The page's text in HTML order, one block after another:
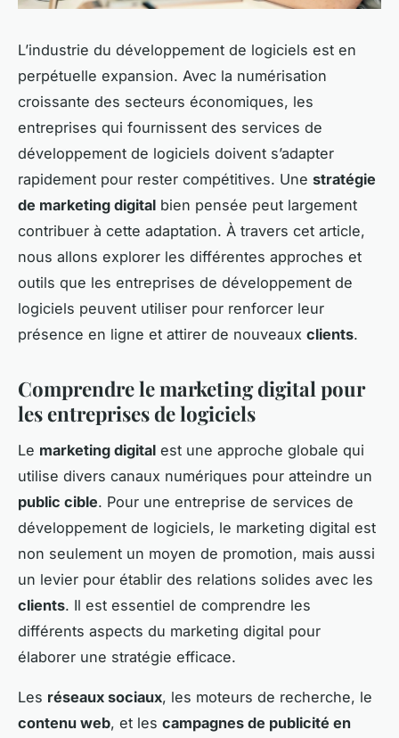
L’industrie du développement de logiciels est en
perpétuelle expansion. Avec la numérisation
croissante des secteurs économiques, les
entreprises qui fournissent des services de
développement de logiciels doivent s’adapter
rapidement pour rester compétitives. Une stratégie
de marketing digital bien pensée peut largement
contribuer à cette adaptation. À travers cet article,
nous allons explorer les différentes approches et
outils que les entreprises de développement de
logiciels peuvent utiliser pour renforcer leur
présence en ligne et attirer de nouveaux clients.
Comprendre le marketing digital pour
les entreprises de logiciels
Le marketing digital est une approche globale qui
utilise divers canaux numériques pour atteindre un
public cible. Pour une entreprise de services de
développement de logiciels, le marketing digital est
non seulement un moyen de promotion, mais aussi
un levier pour établir des relations solides avec les
clients. Il est essentiel de comprendre les
différents aspects du marketing digital pour
élaborer une stratégie efficace.
Les réseaux sociaux, les moteurs de recherche, le
contenu web, et les campagnes de publicité en